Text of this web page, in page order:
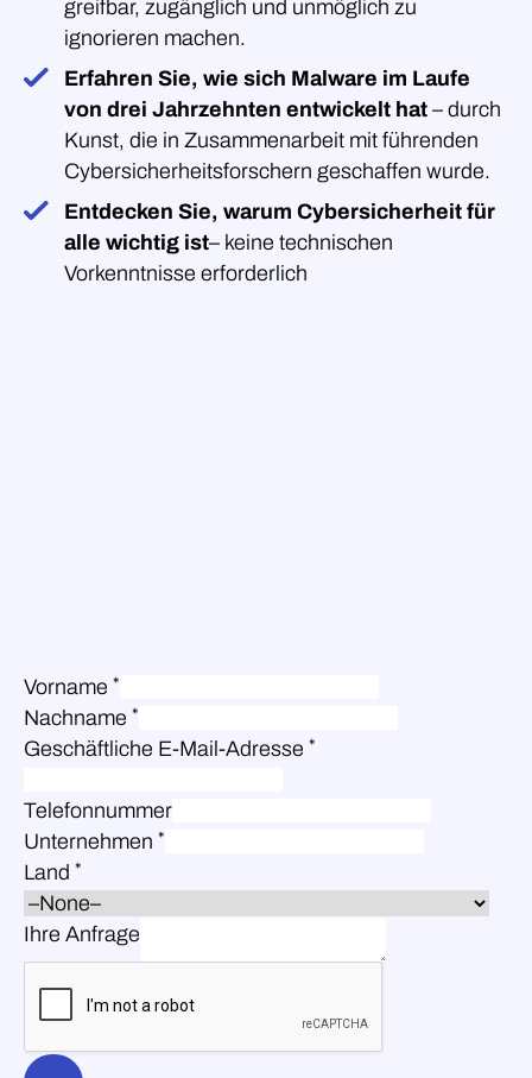
greifbar, zugänglich und unmöglich zu
ignorieren machen.
Erfahren Sie, wie sich Malware im Laufe
von drei Jahrzehnten entwickelt hat – durch
Kunst, die in Zusammenarbeit mit führenden
Cybersicherheitsforschern geschaffen wurde.
Entdecken Sie, warum Cybersicherheit für
alle wichtig ist– keine technischen
Vorkenntnisse erforderlich
Vorname *
Nachname *
Geschäftliche E-Mail-Adresse *
Telefonnummer
Unternehmen *
Land *
Ihre Anfrage